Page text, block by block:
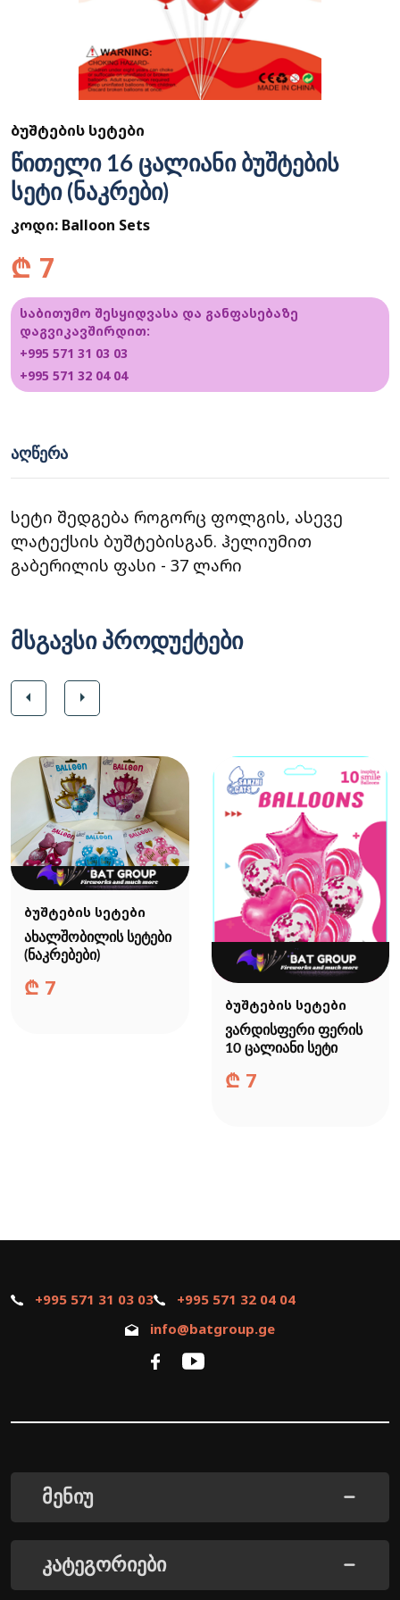
ᲑᲣᲨᲢᲔᲑᲘᲡ ᲡᲔᲢᲔᲑᲘ
წითელი 16 ცალიანი ბუშტების
სეტი (ნაკრები)
კოდი: Balloon Sets
₾ 7
საბითუმო შესყიდვასა და განფასებაზე
დაგვიკავშირდით:
+995 571 31 03 03
+995 571 32 04 04
ᲐᲦᲬᲔᲠᲐ
სეტი შედგება როგორც ფოლგის, ასევე
ლატექსის ბუშტებისგან. ჰელიუმით
გაბერილის ფასი - 37 ლარი
მსგავსი პროდუქტები
arrow_left arrow_right
ბუშტების სეტები
ახალშობილის სეტები
(ნაკრებები)
₾ 7
ბუშტების სეტები
ვარდისფერი ფერის
10 ცალიანი სეტი
₾ 7
+995 571 31 03 03
+995 571 32 04 04
info@batgroup.ge
მენიუ
კატეგორიები